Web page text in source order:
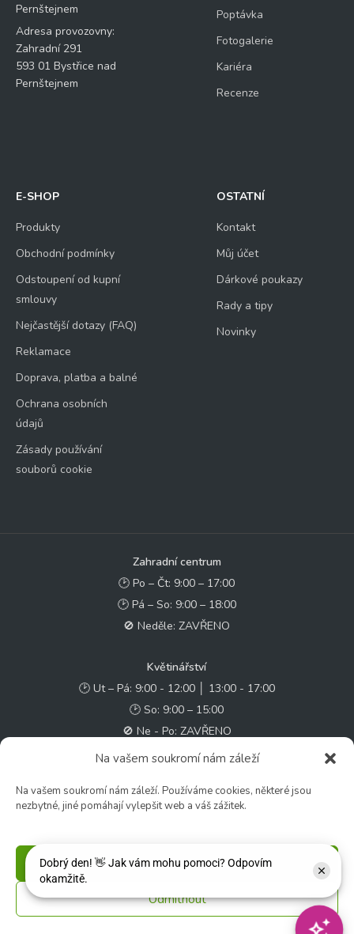
Na vašem soukromí nám záleží
Na vašem soukromí nám záleží. Používáme cookies, některé jsou
nezbytné, jiné pomáhají vylepšit web a váš zážitek.
Příjmout
Odmítnout
Pernštejnem
Adresa provozovny:
Zahradní 291
593 01 Bystřice nad
Pernštejnem
Poptávka
Fotogalerie
Kariéra
Recenze
E-SHOP
Produkty
Obchodní podmínky
Odstoupení od kupní
smlouvy
Nejčastější dotazy (FAQ)
Reklamace
Doprava, platba a balné
Ochrana osobních
údajů
Zásady používání
souborů cookie
OSTATNÍ
Kontakt
Můj účet
Dárkové poukazy
Rady a tipy
Novinky
Zahradní centrum
🕑 Po – Čt: 9:00 – 17:00
🕑 Pá – So: 9:00 – 18:00
🚫 Neděle: ZAVŘENO
Květinářství
🕑 Ut – Pá: 9:00 - 12:00 │ 13:00 - 17:00
🕑 So: 9:00 – 15:00
🚫 Ne - Po: ZAVŘENO
✉️ e-shop@zcstrakovo.cz
© 2026 Zahradní centrum "Strakovo" s.r.o. – Všechna práva vyhrazena. |